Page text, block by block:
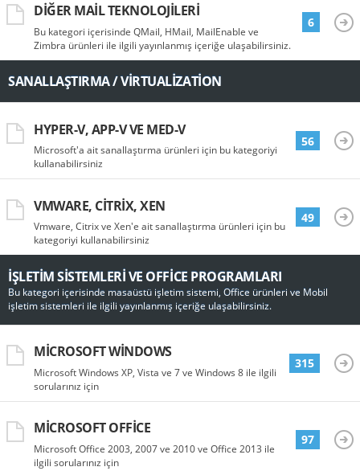
DIĞER MAIL TEKNOLOJILERI
Bu kategori içerisinde QMail, HMail, MailEnable ve
Zimbra ürünleri ile ilgili yayınlanmış içeriğe ulaşabilirsiniz.
6
SANALLAŞTIRMA / VIRTUALIZATION
HYPER-V, APP-V VE MED-V
Microsoft'a ait sanallaştırma ürünleri için bu kategoriyi
kullanabilirsiniz
56
VMWARE, CITRIX, XEN
Vmware, Citrix ve Xen'e ait sanallaştırma ürünleri için bu
kategoriyi kullanabilirsiniz
49
İŞLETIM SISTEMLERI VE OFFICE PROGRAMLARI
Bu kategori içerisinde masaüstü işletim sistemi, Office ürünleri ve Mobil
işletim sistemleri ile ilgili yayınlanmış içeriğe ulaşabilirsiniz.
MICROSOFT WINDOWS
Microsoft Windows XP, Vista ve 7 ve Windows 8 ile ilgili
sorularınız için
315
MICROSOFT OFFICE
Microsoft Office 2003, 2007 ve 2010 ve Office 2013 ile
ilgili sorularınız için
97